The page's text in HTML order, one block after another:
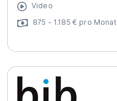
Video
875 - 1.185 € pro Monat